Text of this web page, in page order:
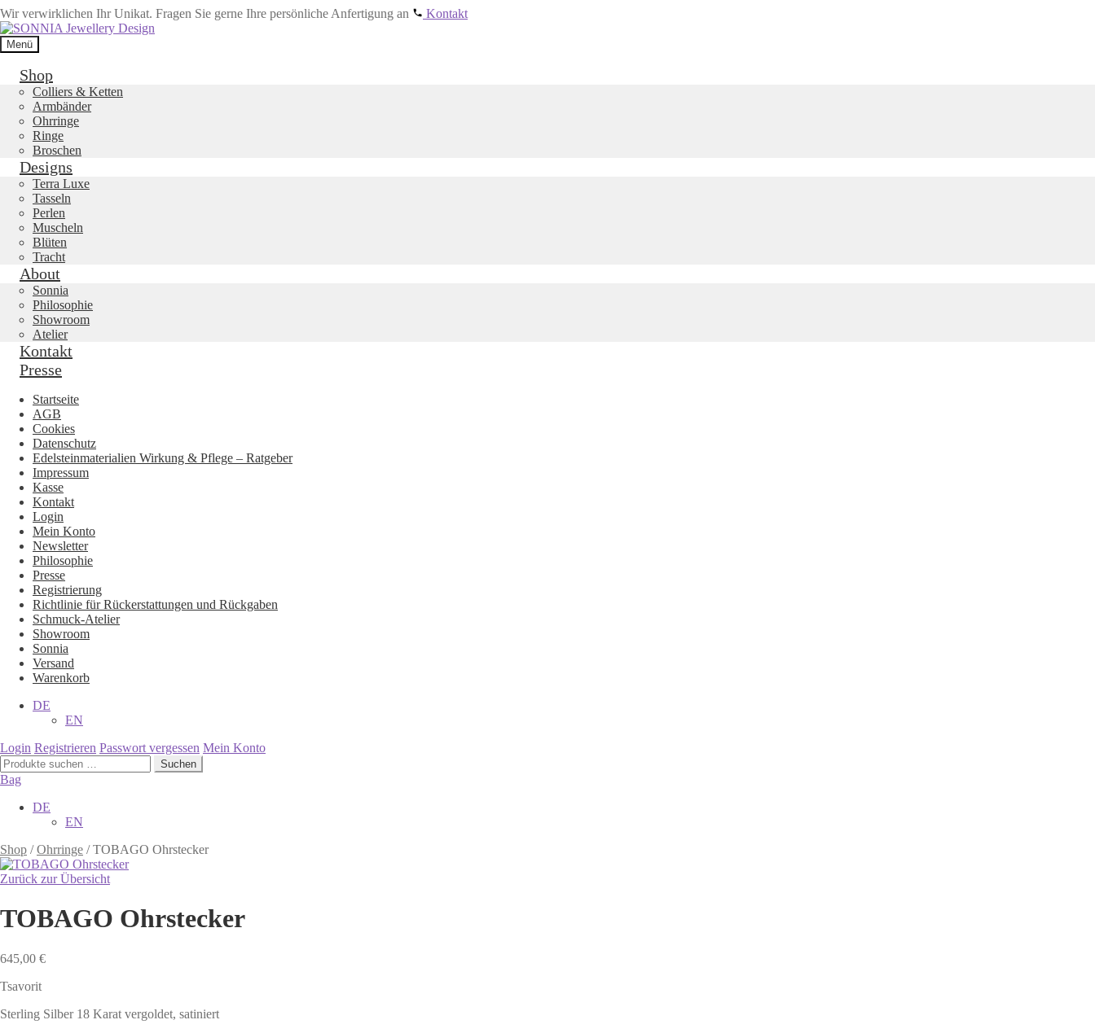
Wir verwirklichen Ihr Unikat. Fragen Sie gerne Ihre persönliche Anfertigung an
Kontakt
Zur
Navigation
springen
Zum
Inhalt
springen
Menü
Shop
Colliers & Ketten
Armbänder
Ohrringe
Ringe
Broschen
Designs
Terra Luxe
Tasseln
Perlen
Muscheln
Blüten
Tracht
About
Sonnia
Philosophie
Showroom
Atelier
Kontakt
Presse
Startseite
AGB
Cookies
Datenschutz
Edelsteinmaterialien Wirkung & Pflege – Ratgeber
Impressum
Kasse
Kontakt
Login
Mein Konto
Newsletter
Philosophie
Presse
Registrierung
Richtlinie für Rückerstattungen und Rückgaben
Schmuck-Atelier
Showroom
Sonnia
Versand
Warenkorb
DE
EN
Login Registrieren Passwort vergessen Mein Konto
Suchen
nach:
Suchen
Bag
DE
EN
Shop /Ohrringe /TOBAGO Ohrstecker
Zurück zur Übersicht
TOBAGO Ohrstecker
645,00 €
Tsavorit
Sterling Silber 18 Karat vergoldet, satiniert